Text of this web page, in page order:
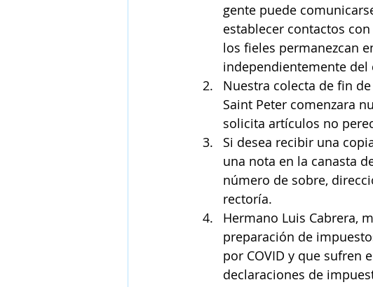
gente puede
establecer contactos
los fieles permanezcan
independientemente del
Nuestra colecta de fin
Saint Peter comenzara
solicita artículos no
Si desea recibir una
una nota en la canasta
número de sobre,
rectoría.
Hermano Luis Cabrera,
preparación de
por COVID y que sufren
declaraciones de